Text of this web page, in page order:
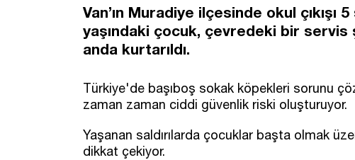
Van’ın Muradiye ilçesinde okul çıkışı
yaşındaki çocuk, çevredeki bir
anda kurtarıldı.
Türkiye'de başıboş sokak köpekleri sorunu
zaman zaman ciddi güvenlik riski oluşturuyor.
Yaşanan saldırılarda çocuklar başta olmak
dikkat çekiyor.